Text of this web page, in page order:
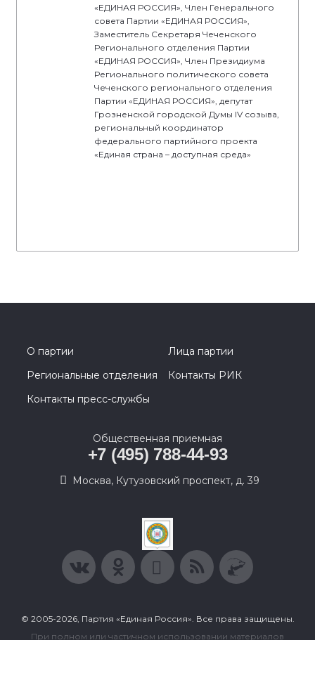
«ЕДИНАЯ РОССИЯ», Член Генерального
совета Партии «ЕДИНАЯ РОССИЯ»,
Заместитель Секретаря Чеченского
Регионального отделения Партии
«ЕДИНАЯ РОССИЯ», Член Президиума
Регионального политического совета
Чеченского регионального отделения
Партии «ЕДИНАЯ РОССИЯ», депутат
Грозненской городской Думы IV созыва,
региональный координатор
федерального партийного проекта
«Единая страна – доступная среда»
О партии
Лица партии
Региональные отделения
Контакты РИК
Контакты пресс-службы
Общественная приемная
+7 (495) 788-44-93
Москва, Кутузовский проспект, д. 39
© 2005-2026, Партия «Единая Россия». Все права защищены.
При полном или частичном использовании материалов